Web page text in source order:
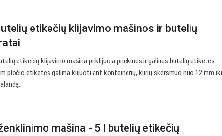
etikečių klijavimo mašinos ir butelių
etikečių klijavimo mašina priklijuoja priekines ir galines butelių etiketes
pločio etiketes galima klijuoti ant konteinerių, kurių skersmuo nuo 12 mm iki
mašina - 5 l butelių etikečių